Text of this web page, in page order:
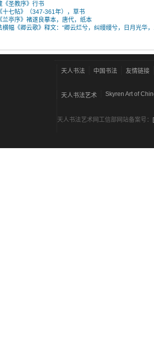
《圣教序》行书
十七帖》（347-361年），草书
兰亭序》褚遂良摹本，唐代，纸本
横幅《卿云歌》释文：“卿云烂兮，纠缦缦兮，日月光华
天人书法 中国书法 友情链接
天人书法艺术 Skyren Art of
天人书法艺术网工信部网站备案号：